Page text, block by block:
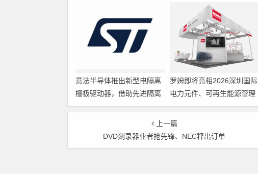
意法半导体推出新型电隔离
栅极驱动器，借助先进隔离
技术简化电源设计
罗姆即将亮相2026深圳国际
电力元件、可再生能源管理
展览会暨研讨会
上一篇
DVD刻录器业者抢先锋、NEC释出订单